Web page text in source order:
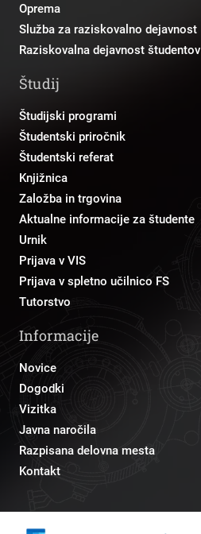
Oprema
Služba za raziskovalno dejavnost
Raziskovalna dejavnost študentov
Študij
Študijski programi
Študentski priročnik
Študentski referat
Knjižnica
Založba in trgovina
Aktualne informacije za študente
Urnik
Prijava v VIS
Prijava v spletno učilnico FS
Tutorstvo
Informacije
Novice
Dogodki
Vizitka
Javna naročila
Razpisana delovna mesta
Kontakt